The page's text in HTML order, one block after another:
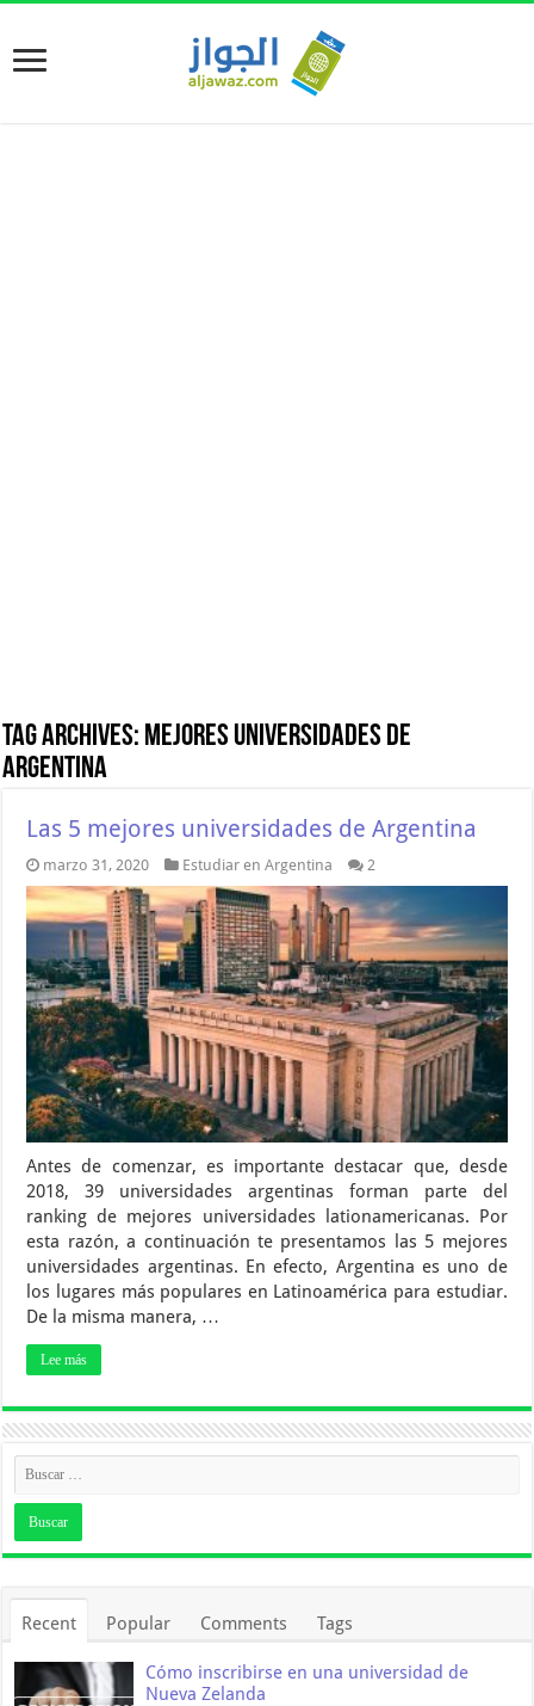
Tag Archives: mejores universidades de
Argentina
Las 5 mejores universidades de Argentina
marzo 31, 2020 Estudiar en Argentina 2
Antes de comenzar, es importante destacar que, desde
2018, 39 universidades argentinas forman parte del
ranking de mejores universidades lationamericanas. Por
esta razón, a continuación te presentamos las 5 mejores
universidades argentinas. En efecto, Argentina es uno de
los lugares más populares en Latinoamérica para estudiar.
De la misma manera, …
Lee más
Recent Popular Comments Tags
Cómo inscribirse en una universidad de
Nueva Zelanda